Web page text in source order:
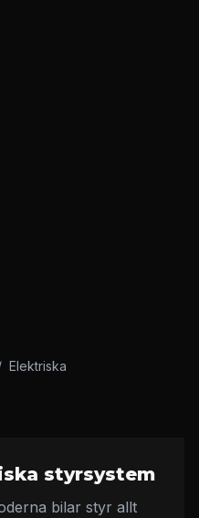
Elektriska
styrsystem
bilar styr allt